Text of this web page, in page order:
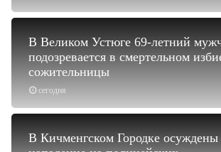
сегодня
В Великом Устюге 69-летний
подозревается в смертельном
сожительницы
В Кичменгском Городке осуждены